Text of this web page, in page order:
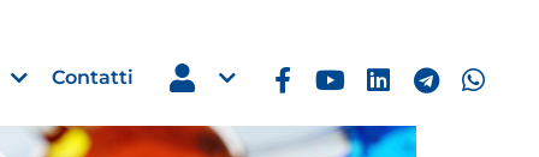
Contatti